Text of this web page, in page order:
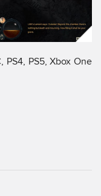
PS4, PS5, Xbox One